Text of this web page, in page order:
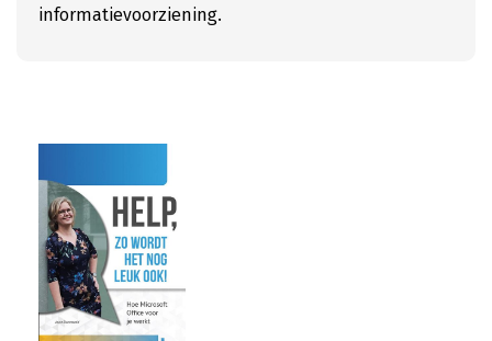
informatievoorziening.